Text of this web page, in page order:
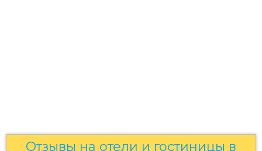
Отзывы на отели и гостиницы в